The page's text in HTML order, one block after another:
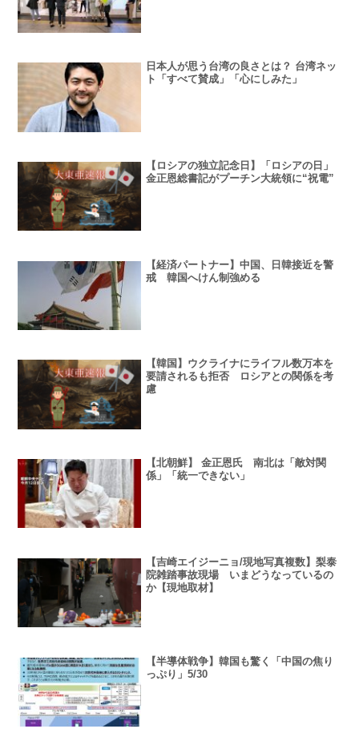
日本人が思う台湾の良さとは？ 台湾ネッ
ト「すべて賛成」「心にしみた」
【ロシアの独立記念日】「ロシアの日」
金正恩総書記がプーチン大統領に“祝電”
【経済パートナー】中国、日韓接近を警
戒 韓国へけん制強める
【韓国】ウクライナにライフル数万本を
要請されるも拒否 ロシアとの関係を考
慮
【北朝鮮】 金正恩氏 南北は「敵対関
係」「統一できない」
【吉崎エイジーニョ/現地写真複数】梨泰
院雑踏事故現場 いまどうなっているの
か【現地取材】
【半導体戦争】韓国も驚く「中国の焦り
っぷり」5/30